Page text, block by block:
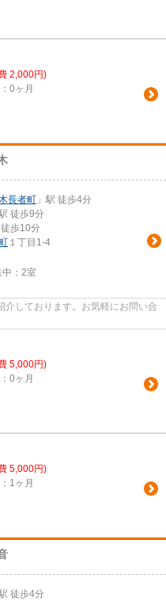
2,000円)
0ヶ月
長者町 」駅 徒歩4分
徒歩9分
徒歩10分
１丁目1-4
： 2室
介しております。お気軽にお問い合
5,000円)
0ヶ月
5,000円)
1ヶ月
徒歩4分